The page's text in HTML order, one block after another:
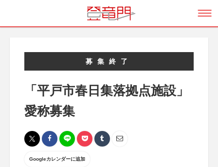
募集終了
「平戸市春日集落拠点施設」
愛称募集
Googleカレンダーに追加